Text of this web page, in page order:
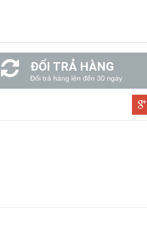
ĐỔI TRẢ HÀNG
Đổi trả hàng lên đến 30 ngày